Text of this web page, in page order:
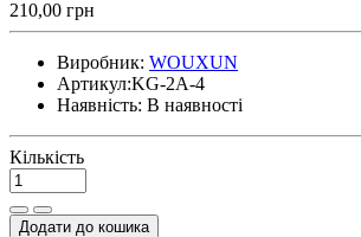
210,00 грн
Виробник: WOUXUN
Артикул:KG-2A-4
Наявність: В наявності
Кількість
Додати до кошика